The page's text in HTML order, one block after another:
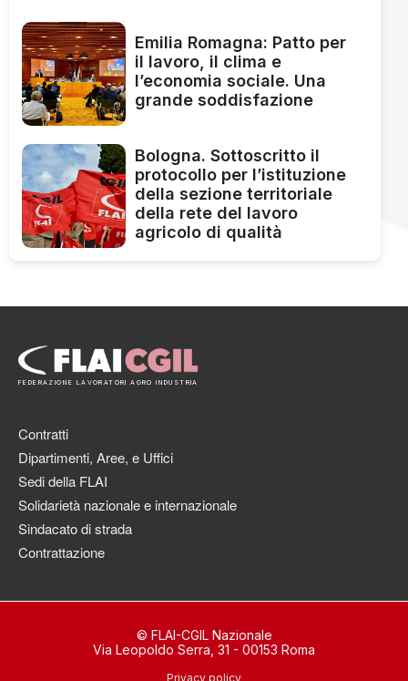
Emilia Romagna: Patto per
il lavoro, il clima e
l’economia sociale. Una
grande soddisfazione
Bologna. Sottoscritto il
protocollo per l’istituzione
della sezione territoriale
della rete del lavoro
agricolo di qualità
FEDERAZIONE LAVORATORI AGRO INDUSTRIA
Contratti
Dipartimenti, Aree, e Uffici
Sedi della FLAI
Solidarietà nazionale e internazionale
Sindacato di strada
Contrattazione
© FLAI-CGIL Nazionale
Via Leopoldo Serra, 31 - 00153 Roma
Privacy policy